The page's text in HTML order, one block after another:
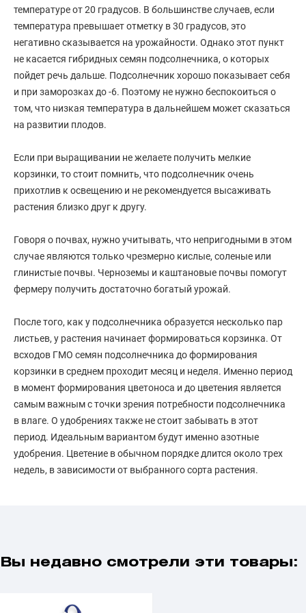
температуре от 20 градусов. В большинстве случаев, если
температура превышает отметку в 30 градусов, это
негативно сказывается на урожайности. Однако этот пункт
не касается гибридных семян подсолнечника, о которых
пойдет речь дальше. Подсолнечник хорошо показывает себя
и при заморозках до -6. Поэтому не нужно беспокоиться о
том, что низкая температура в дальнейшем может сказаться
на развитии плодов.
Если при выращивании не желаете получить мелкие
корзинки, то стоит помнить, что подсолнечник очень
прихотлив к освещению и не рекомендуется высаживать
растения близко друг к другу.
Говоря о почвах, нужно учитывать, что непригодными в этом
случае являются только чрезмерно кислые, соленые или
глинистые почвы. Черноземы и каштановые почвы помогут
фермеру получить достаточно богатый урожай.
После того, как у подсолнечника образуется несколько пар
листьев, у растения начинает формироваться корзинка. От
всходов ГМО семян подсолнечника до формирования
корзинки в среднем проходит месяц и неделя. Именно период
в момент формирования цветоноса и до цветения является
самым важным с точки зрения потребности подсолнечника
в влаге. О удобрениях также не стоит забывать в этот
период. Идеальным вариантом будут именно азотные
удобрения. Цветение в обычном порядке длится около трех
недель, в зависимости от выбранного сорта растения.
Вы недавно смотрели эти товары: